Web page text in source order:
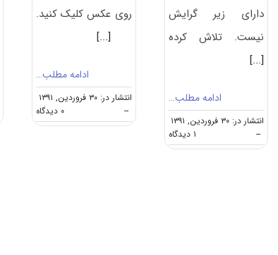
دارای زیر گرایش
نیست. تلاش کرده
[...]
ادامه مطلب…
انتشار در: ۳۰ فروردین, ۱۳۹۱
--
۱ دیدگاه
معرفی
روی عکس کلیک کنید.
[...]
ادامه مطلب…
انتشار در: ۳۰ فروردین, ۱۳۹۱
--
۰ دیدگاه
on
ظرفیت